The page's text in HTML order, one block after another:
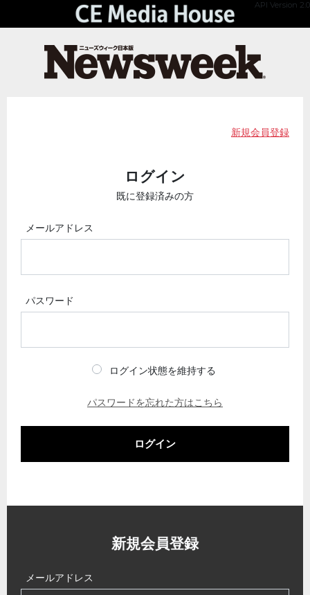
API Version 2.0
新規会員登録
ログイン
既に登録済みの方
メールアドレス
パスワード
ログイン状態を維持する
パスワードを忘れた方はこちら
ログイン
新規会員登録
メールアドレス